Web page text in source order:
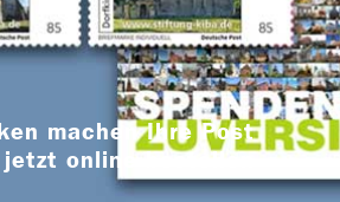
machen Ihre Post
jetzt online bestellen